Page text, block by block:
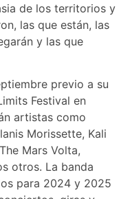
de los territorios y
las que están, las
y las que
previo a su
Festival en
artistas como
Morissette, Kali
Mars Volta,
otros. La banda
para 2024 y 2025